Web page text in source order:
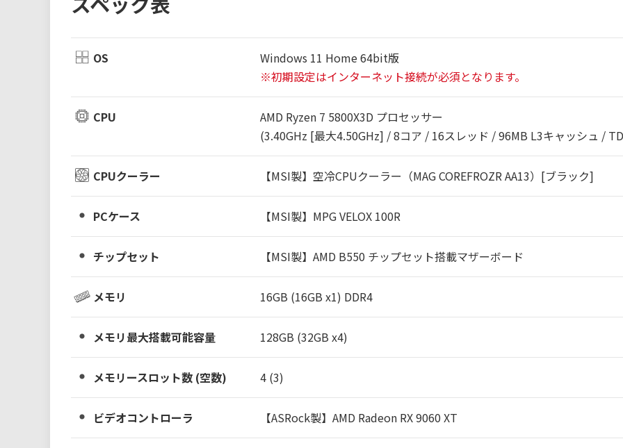
OS
Windows 11 Home 64bit版
※初期設定はインターネット接続が必須となります。
CPU
AMD Ryzen 7 5800X3D プロセッサー
(3.40GHz [最大4.50GHz] / 8コア / 16スレッド / 96MB L3キャッシュ /
CPUクーラー 【MSI製】空冷CPUクーラー（MAG COREFROZR AA13）[ブラック]
PCケース 【MSI製】MPG VELOX 100R
チップセット 【MSI製】AMD B550 チップセット搭載マザーボード
メモリ 16GB (16GB x1) DDR4
メモリ最大搭載可能容量 128GB (32GB x4)
メモリースロット数 (空数) 4 (3)
ビデオコントローラ 【ASRock製】AMD Radeon RX 9060 XT